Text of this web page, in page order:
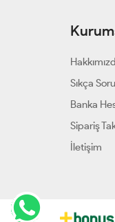
Sıkça
Banka
Sipariş
İletişim